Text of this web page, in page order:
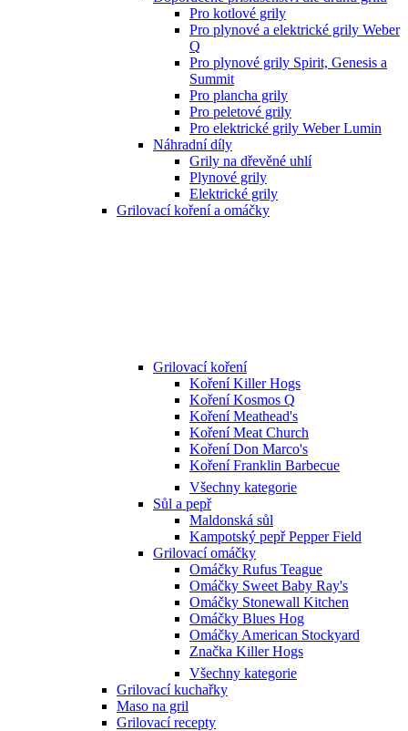
Pro kotlové grily
Pro plynové a elektrické grily Weber
Q
Pro plynové grily Spirit, Genesis a
Summit
Pro plancha grily
Pro peletové grily
Pro elektrické grily Weber Lumin
Náhradní díly
Grily na dřevěné uhlí
Plynové grily
Elektrické grily
Grilovací koření a omáčky
Grilovací koření
Koření Killer Hogs
Koření Kosmos Q
Koření Meathead's
Koření Meat Church
Koření Don Marco's
Koření Franklin Barbecue
Všechny kategorie
Sůl a pepř
Maldonská sůl
Kampotský pepř Pepper Field
Grilovací omáčky
Omáčky Rufus Teague
Omáčky Sweet Baby Ray's
Omáčky Stonewall Kitchen
Omáčky Blues Hog
Omáčky American Stockyard
Značka Killer Hogs
Všechny kategorie
Grilovací kuchařky
Maso na gril
Grilovací recepty